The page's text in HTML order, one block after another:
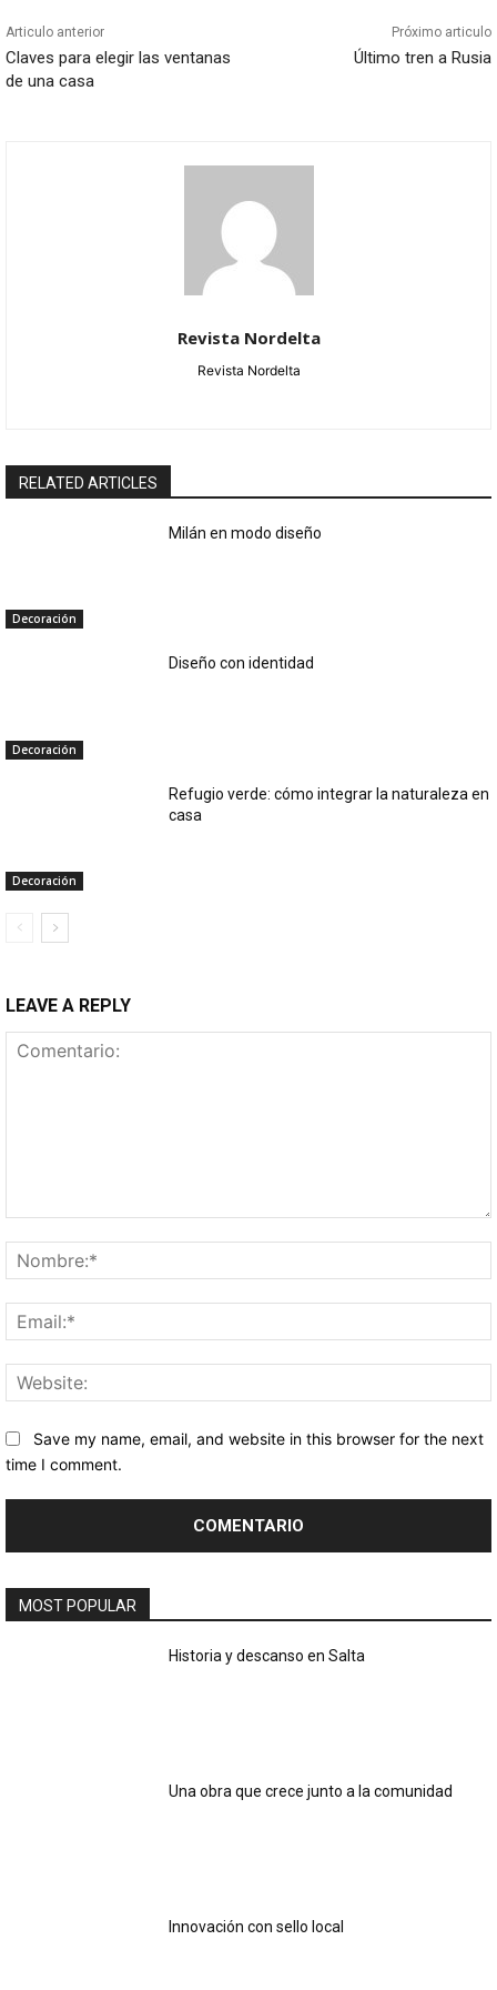
Articulo anterior
Claves para elegir las ventanas
de una casa
Próximo articulo
Último tren a Rusia
Revista Nordelta
Revista Nordelta
RELATED ARTICLES
Decoración
Milán en modo diseño
Decoración
Diseño con identidad
Decoración
Refugio verde: cómo integrar la naturaleza en
casa
LEAVE A REPLY
Save my name, email, and website in this browser for the next
time I comment.
MOST POPULAR
Historia y descanso en Salta
Una obra que crece junto a la comunidad
Innovación con sello local